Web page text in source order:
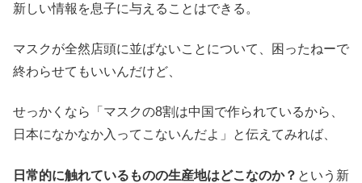
新しい情報を息子に与えることはできる。
マスクが全然店頭に並ばないことについて、困ったねーで
終わらせてもいいんだけど、
せっかくなら「マスクの8割は中国で作られているから、
日本になかなか入ってこないんだよ」と伝えてみれば、
日常的に触れているものの生産地はどこなのか？ という新